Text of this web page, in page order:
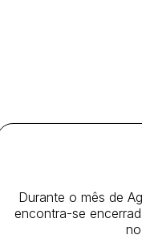
Durante o mês de
encontra-se